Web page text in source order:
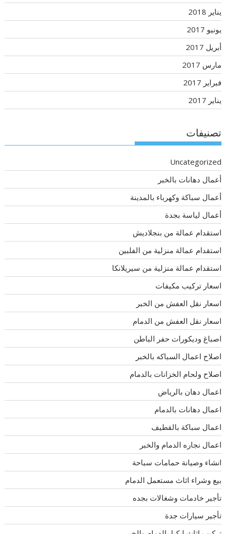
يناير 2018
يونيو 2017
أبريل 2017
مارس 2017
فبراير 2017
يناير 2017
تصنيفات
Uncategorized
أعمال دهانات بالخبر
أعمال سباكة وكهرباء بالمدينة
أعمال لياسة بجدة
استقدام عمالة من بنجلاديش
استقدام عمالة منزلية من الفلبين
استقدام عمالة منزلية من سيريلانكا
اسعار تركيب مكيفات
اسعار نقل العفش من الخبر
اسعار نقل العفش من الدمام
اصباغ وديكورات حفر الباطن
اصلاح اعمال السباكه بالخبر
اصلاح ولحام الخزانات بالدمام
اعمال دهان بالرياض
اعمال دهانات بالدمام
اعمال سباكة بالقطيف
اعمال نجاره الدمام والخبر
انشاء وصيانة حمامات سباحة
بيع وشراء اثاث مستعمل الدمام
تأجير خادمات وشغالات بجده
تأجير سيارات جدة